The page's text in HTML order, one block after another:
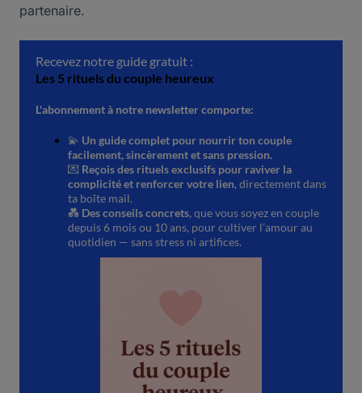
partenaire.